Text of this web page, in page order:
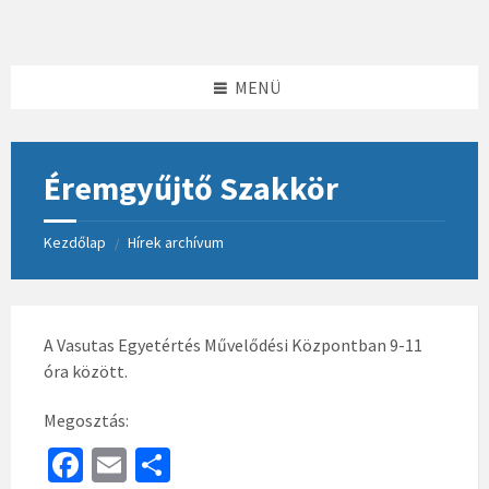
MENÜ
Éremgyűjtő Szakkör
Kezdőlap / Hírek archívum
A Vasutas Egyetértés Művelődési Központban 9-11
óra között.
Megosztás:
Fa E